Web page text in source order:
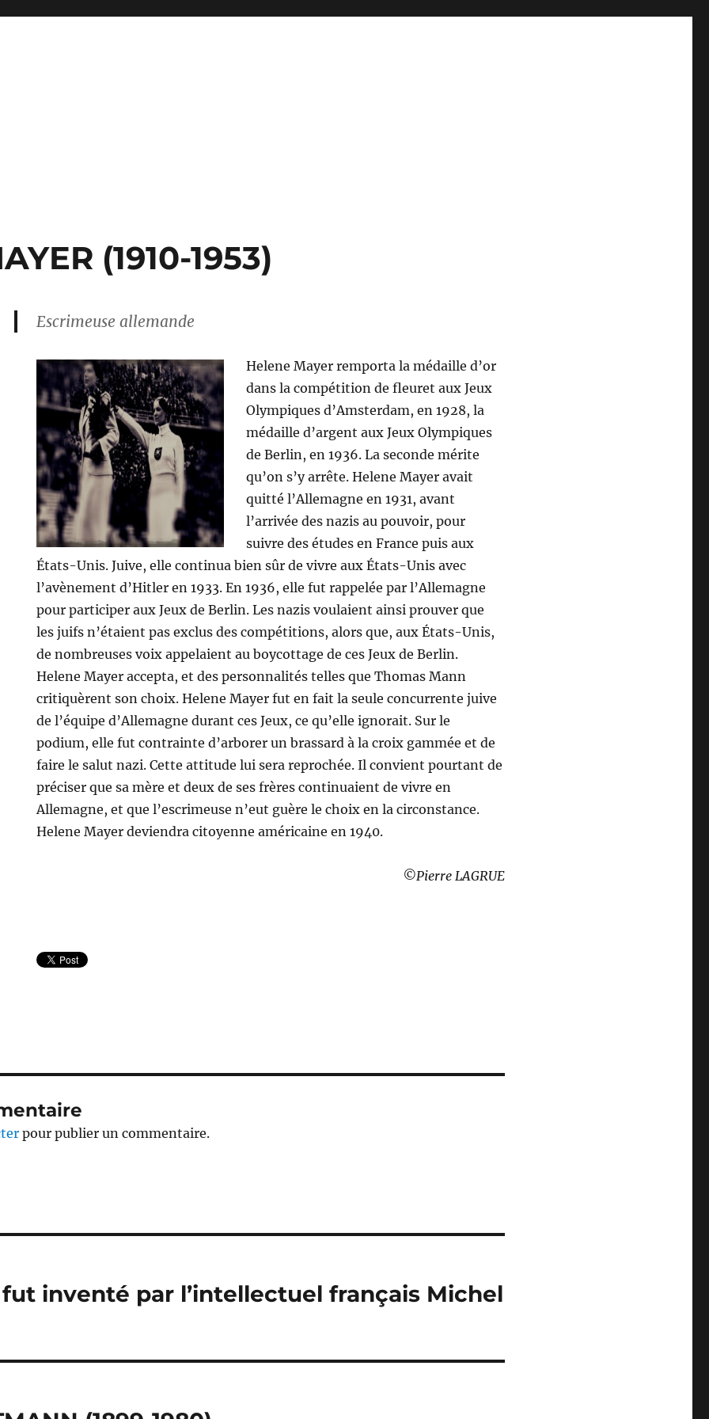
(1910-1953)
Escrimeuse allemande
Helene Mayer remporta la médaille d’or
dans la compétition de fleuret aux Jeux
Olympiques d’Amsterdam, en 1928, la
médaille d’argent aux Jeux Olympiques
de Berlin, en 1936. La seconde mérite
qu’on s’y arrête. Helene Mayer avait
quitté l’Allemagne en 1931, avant
l’arrivée des nazis au pouvoir, pour
suivre des études en France puis aux
États-Unis. Juive, elle continua bien sûr de vivre aux États-Unis avec
l’avènement d’Hitler en 1933. En 1936, elle fut rappelée par l’Allemagne
pour participer aux Jeux de Berlin. Les nazis voulaient ainsi prouver que
les juifs n’étaient pas exclus des compétitions, alors que, aux États-Unis,
de nombreuses voix appelaient au boycottage de ces Jeux de Berlin.
Helene Mayer accepta, et des personnalités telles que Thomas Mann
critiquèrent son choix. Helene Mayer fut en fait la seule concurrente juive
de l’équipe d’Allemagne durant ces Jeux, ce qu’elle ignorait. Sur le
podium, elle fut contrainte d’arborer un brassard à la croix gammée et de
faire le salut nazi. Cette attitude lui sera reprochée. Il convient pourtant de
préciser que sa mère et deux de ses frères continuaient de vivre en
Allemagne, et que l’escrimeuse n’eut guère le choix en la circonstance.
Helene Mayer deviendra citoyenne américaine en 1940.
©Pierre LAGRUE
pour publier un commentaire.
inventé par l’intellectuel français Michel